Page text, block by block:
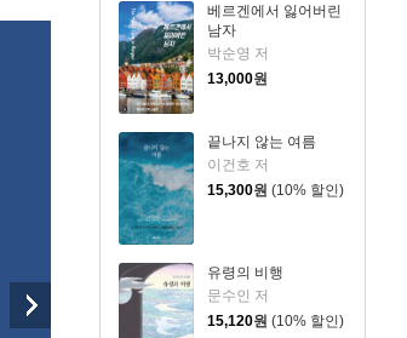
베르겐에서 잃어버린
남자
박순영 저
13,000원
끝나지 않는 여름
이건호 저
15,300원 (10% 할인)
유령의 비행
문수인 저
15,120원 (10% 할인)